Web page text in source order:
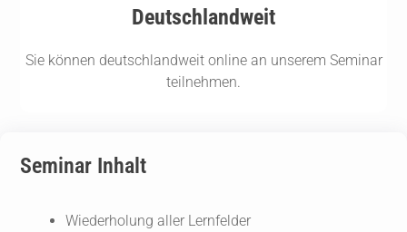
Deutschlandweit
Sie können deutschlandweit online an unserem Seminar
teilnehmen.
Seminar Inhalt
Wiederholung aller Lernfelder